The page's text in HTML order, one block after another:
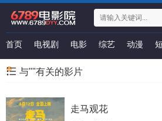
首页 电视剧 电影 综艺 动漫
与""有关的影片
走马观花